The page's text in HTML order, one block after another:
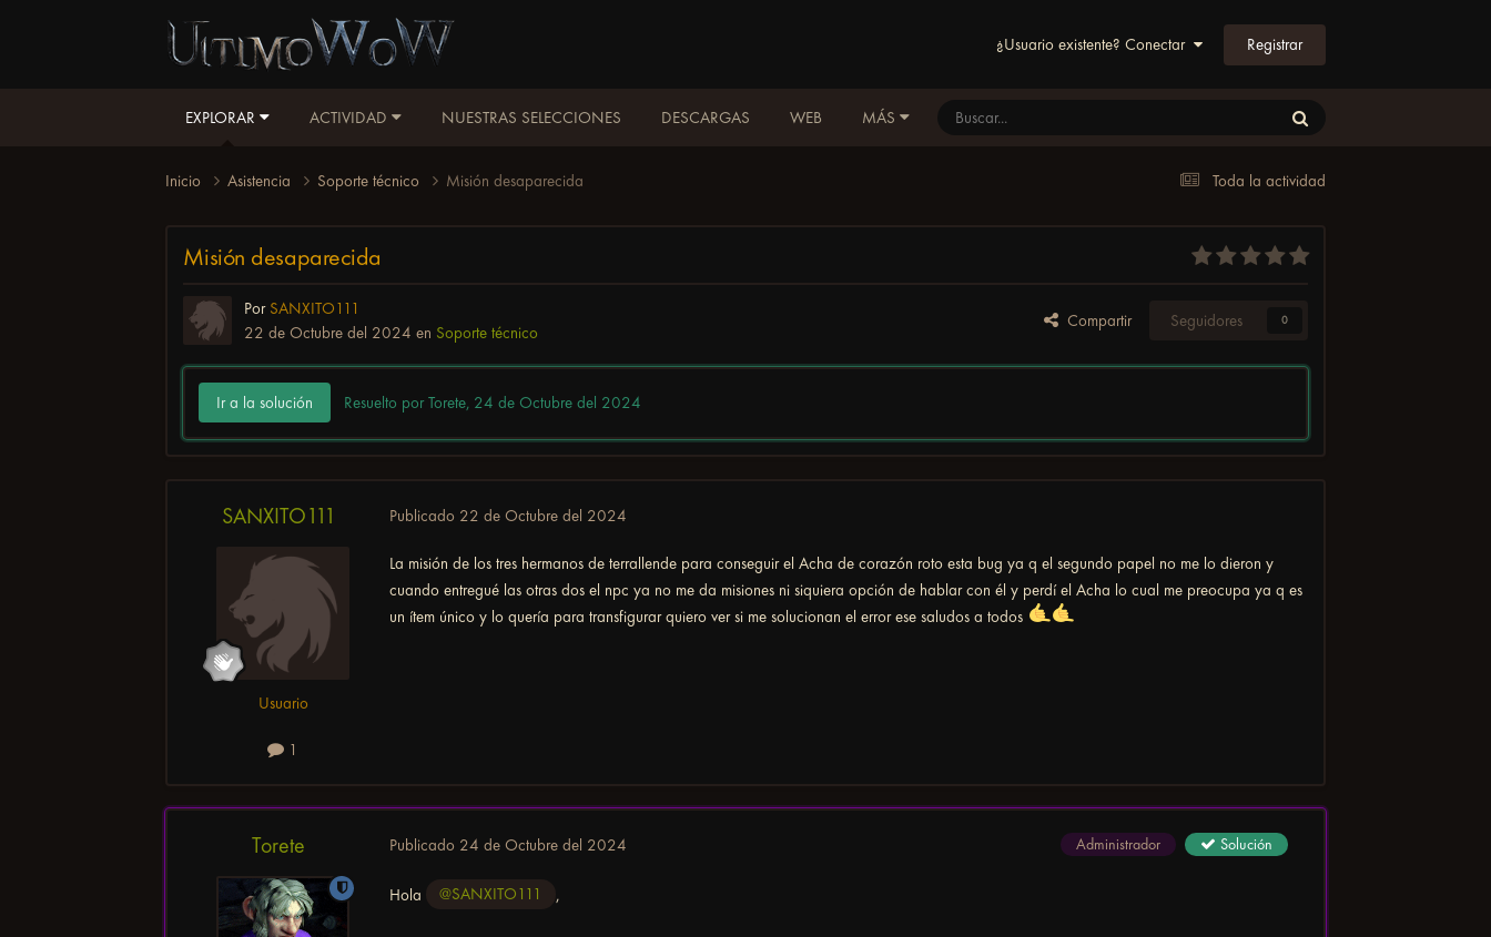
¿Usuario existente? Conectar Registrar
EXPLORAR ACTIVIDAD NUESTRAS SELECCIONES DESCARGAS WEB MÁS
Toda la actividad
Inicio Asistencia Soporte técnico Misión desaparecida
Misión desaparecida
Por SANXITO111
22 de Octubre del 2024 en Soporte técnico
Compartir Seguidores 0
Ir a la solución Resuelto por Torete, 24 de Octubre del 2024
SANXITO111
Usuario
1
Publicado 22 de Octubre del 2024
La misión de los tres hermanos de terrallende para conseguir el Acha de corazón roto esta bug ya q el segundo papel no me lo dieron y
cuando entregué las otras dos el npc ya no me da misiones ni siquiera opción de hablar con él y perdí el Acha lo cual me preocupa ya q es
un ítem único y lo quería para transfigurar quiero ver si me solucionan el error ese saludos a todos
Torete Administrador Solución
Publicado 24 de Octubre del 2024
Hola @SANXITO111 ,